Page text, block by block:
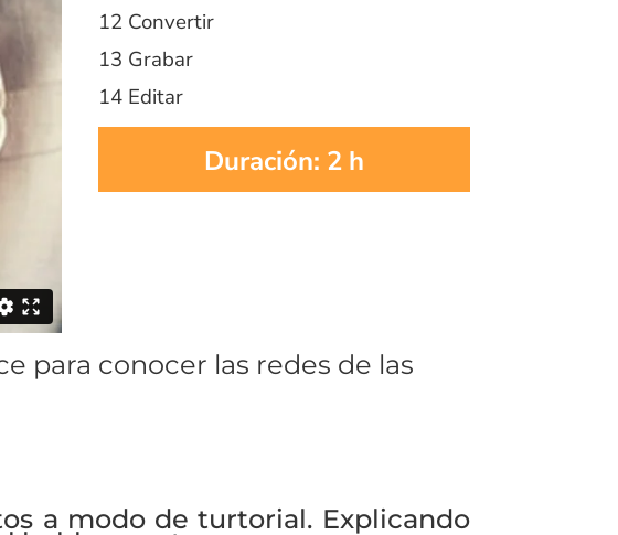
12 Convertir
13 Grabar
14 Editar
Duración: 2 h
para conocer las redes de las
a modo de turtorial. Explicando